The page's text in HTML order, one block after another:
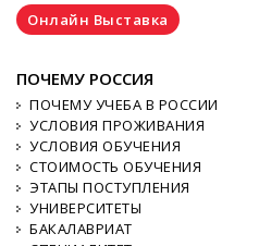
Онлайн Выставка
ПОЧЕМУ РОССИЯ
ПОЧЕМУ УЧЕБА В РОССИИ
УСЛОВИЯ ПРОЖИВАНИЯ
УСЛОВИЯ ОБУЧЕНИЯ
СТОИМОСТЬ ОБУЧЕНИЯ
ЭТАПЫ ПОСТУПЛЕНИЯ
УНИВЕРСИТЕТЫ
БАКАЛАВРИАТ